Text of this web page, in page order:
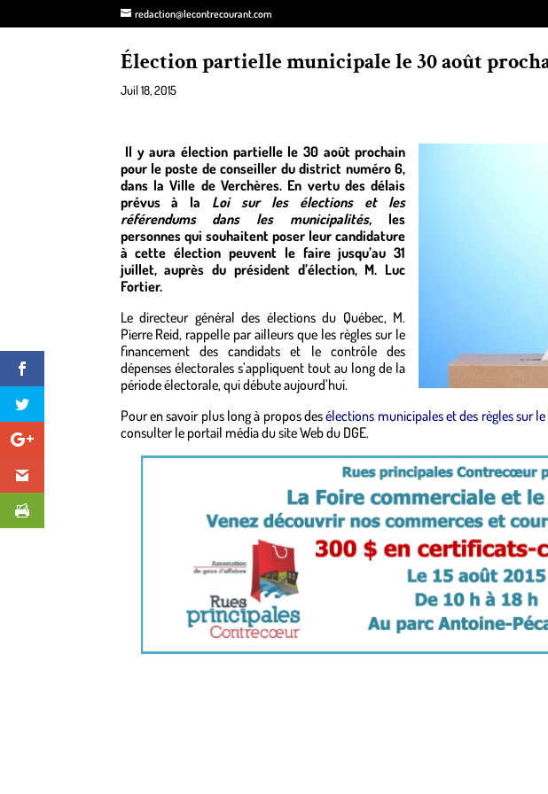
redaction@lecontrecourant.com
Élection partielle municipale le 30 août
Juil 18, 2015
Il y aura élection partielle le 30 août prochain
pour le poste de conseiller du district numéro 6,
dans la Ville de Verchères. En vertu des délais
prévus à la Loi sur les élections et les
référendums dans les municipalités, les
personnes qui souhaitent poser leur candidature
à cette élection peuvent le faire jusqu’au 31
juillet, auprès du président d’élection, M. Luc
Fortier.
Le directeur général des élections du Québec, M.
Pierre Reid, rappelle par ailleurs que les règles sur le
financement des candidats et le contrôle des
dépenses électorales s’appliquent tout au long de la
période électorale, qui débute aujourd’hui.
Pour en savoir plus long à propos desélections municipales et des règles sur
consulter le portail média du site Web du DGE.